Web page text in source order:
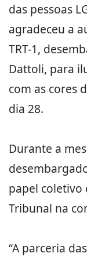
das pessoas
agradeceu a
TRT-1,
Dattoli, para
com as cores
dia 28.
Durante a
papel coletivo
Tribunal na
“A parceria